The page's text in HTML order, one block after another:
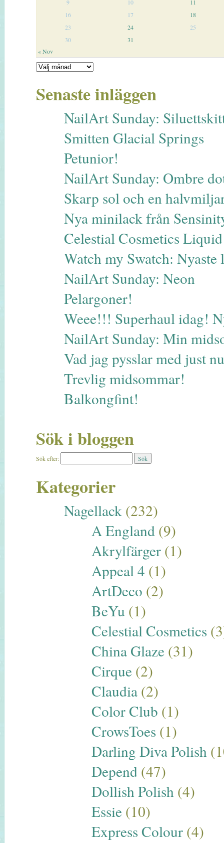
« Nov
9
10
11
16
17
18
23
24
25
30
31
Senaste inläggen
NailArt Sunday:
Smitten Glacial Springs
Petunior!
NailArt Sunday: Ombre
Skarp sol och en
Nya minilack från
Celestial Cosmetics
Watch my Swatch: Nyaste
NailArt Sunday: Neon
Pelargoner!
Weee!!! Superhaul idag!
NailArt Sunday: Min
Vad jag pysslar med just
Trevlig midsommar!
Balkongfint!
Sök i bloggen
Sök efter:
Kategorier
Nagellack(232)
A England (9)
Akrylfärger (1)
Appeal 4 (1)
ArtDeco (2)
BeYu (1)
Celestial Cosmetics
China Glaze (31)
Cirque (2)
Claudia (2)
Color Club (1)
CrowsToes (1)
Darling Diva Polish
Depend (47)
Dollish Polish (4)
Essie (10)
Express Colour (4)